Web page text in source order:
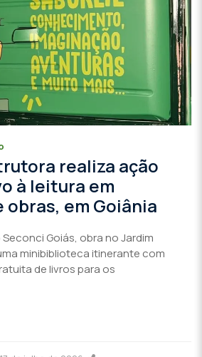
realiza ação
à leitura em
em Goiânia
Goiás, obra no Jardim
minibiblioteca itinerante com
de livros para os